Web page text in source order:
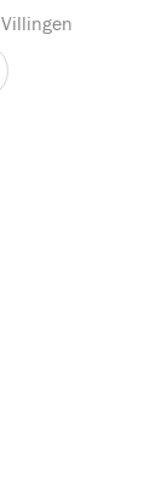
Villingen